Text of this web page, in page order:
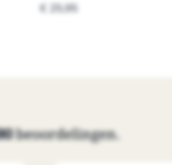
€ 25,95
beoordelingen.